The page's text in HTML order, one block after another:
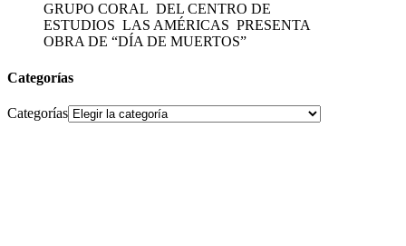
GRUPO CORAL DEL CENTRO DE
ESTUDIOS LAS AMÉRICAS PRESENTA
OBRA DE “DÍA DE MUERTOS”
Categorías
Categorías